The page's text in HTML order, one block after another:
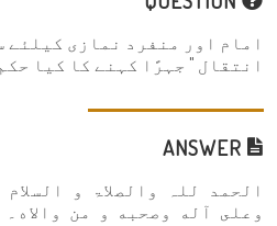
امام اور منفرد نمازی کیلئے
انتقال " جہرًا کہنے کا کیا
الحمد للہ والصلاۃ و
وعلى آله وصحبه و من